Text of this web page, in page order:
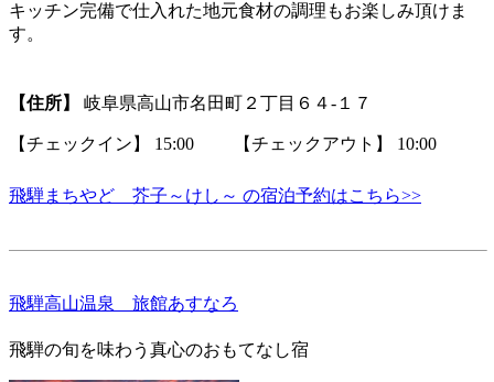
キッチン完備で仕入れた地元食材の調理もお楽しみ頂けま
す。
【住所】 岐阜県高山市名田町２丁目６４‐１７
【チェックイン】 15:00 【チェックアウト】 10:00
飛騨まちやど 芥子～けし～ の宿泊予約はこちら>>
飛騨高山温泉 旅館あすなろ
飛騨の旬を味わう真心のおもてなし宿